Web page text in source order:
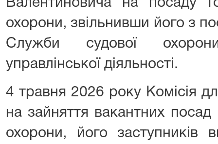
Валентиновича на посаду
охорони, звільнивши його з
Служби судової
управлінської діяльності.
4 травня 2026 року Комісія
на зайняття вакантних
охорони, його заступників